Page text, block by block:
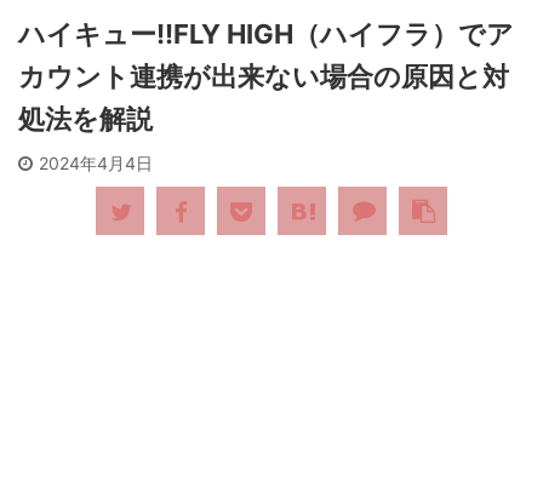
ハイキュー!!FLY HIGH（ハイフラ）でア
カウント連携が出来ない場合の原因と対
処法を解説
2024年4月4日